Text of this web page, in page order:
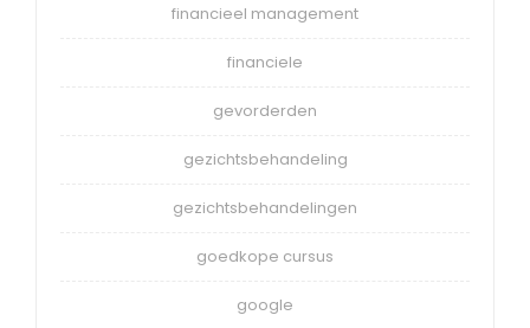
financieel management
financiele
gevorderden
gezichtsbehandeling
gezichtsbehandelingen
goedkope cursus
google